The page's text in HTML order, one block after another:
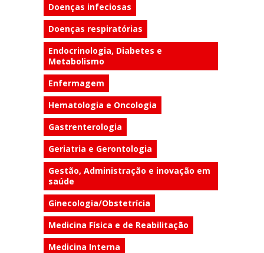
Doenças infeciosas
Doenças respiratórias
Endocrinologia, Diabetes e
Metabolismo
Enfermagem
Hematologia e Oncologia
Gastrenterologia
Geriatria e Gerontologia
Gestão, Administração e inovação em
saúde
Ginecologia/Obstetrícia
Medicina Física e de Reabilitação
Medicina Interna